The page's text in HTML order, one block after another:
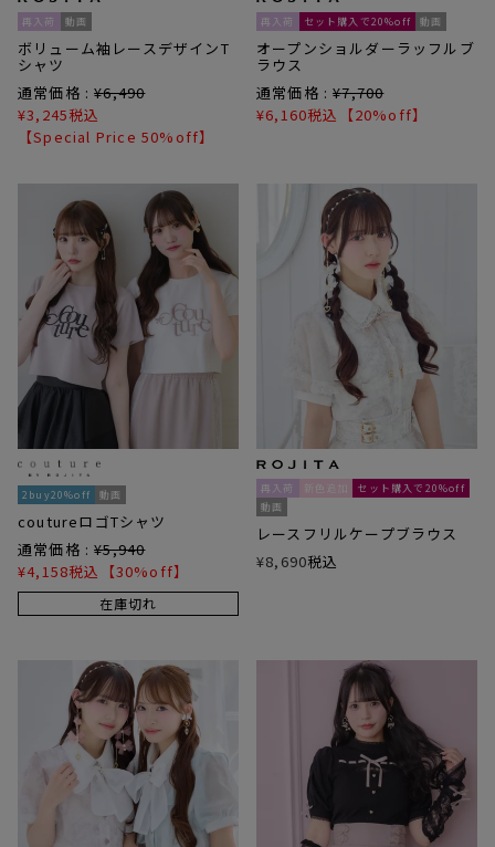
再入荷 動画
ボリューム袖レースデザインT
シャツ
通常価格 : ¥6,490
¥3,245税込
【Special Price 50%off】
再入荷 セット購入で20%off 動画
オープンショルダーラッフルブ
ラウス
通常価格 : ¥7,700
¥6,160税込 【20%off】
2buy20%off 動画
coutureロゴTシャツ
通常価格 : ¥5,940
¥4,158税込 【30%off】
在庫切れ
再入荷 新色追加
セット購入で20%off
動画
レースフリルケープブラウス
¥8,690税込